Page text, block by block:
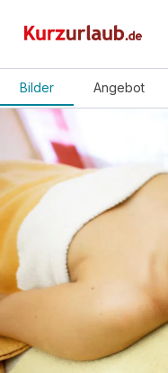
Bilder Angebot